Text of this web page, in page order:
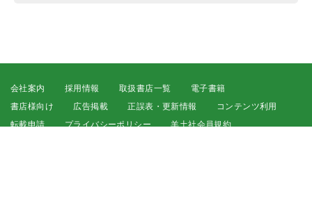
会社案内 採用情報 取扱書店一覧
電子書籍
書店様向け
広告掲載 正誤表・更新情報
コンテンツ利用
転載申請
プライバシーポリシー
羊土社会員規約